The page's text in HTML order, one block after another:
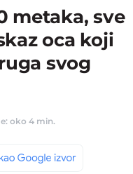
metaka, sve
oca koji
svog
oko 4 min.